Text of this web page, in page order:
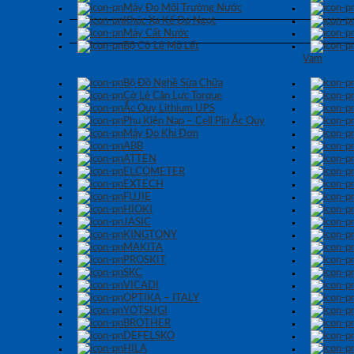
Máy Đo Môi Trường Nước
Khúc Xạ Kế Đo Ngọt
Máy Cất Nước
Bộ Cờ Lê Mỏ Lết
Vam
Bộ Đồ Nghề Sửa Chữa
Cờ Lê Cân Lực Torque
Ắc Quy Lithium UPS
Phụ Kiện Nạp – Cell Pin Ắc Quy
Máy Đo Khí Đơn
ABB
ATTEN
ELCOMETER
EXTECH
FUJIE
HIOKI
JASIC
KINGTONY
MAKITA
PROSKIT
SKC
VICADI
OPTIKA – ITALY
YOTSUGI
BROTHER
DEFELSKO
HILA